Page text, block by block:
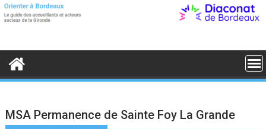
S
t
o
MSA Permanence de Sainte Foy La Grande